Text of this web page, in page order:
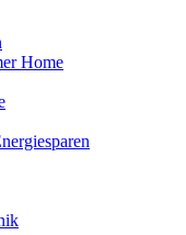
Home